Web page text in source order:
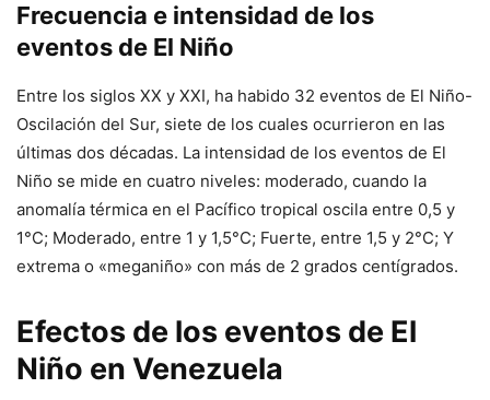
Frecuencia e intensidad de los
eventos de El Niño
Entre los siglos XX y XXI, ha habido 32 eventos de El Niño-
Oscilación del Sur, siete de los cuales ocurrieron en las
últimas dos décadas. La intensidad de los eventos de El
Niño se mide en cuatro niveles: moderado, cuando la
anomalía térmica en el Pacífico tropical oscila entre 0,5 y
1°C; Moderado, entre 1 y 1,5°C; Fuerte, entre 1,5 y 2°C; Y
extrema o «meganiño» con más de 2 grados centígrados.
Efectos de los eventos de El
Niño en Venezuela